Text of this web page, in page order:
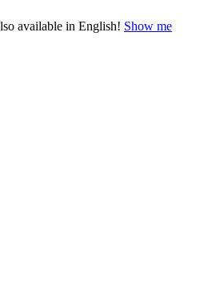
available in English! Show me